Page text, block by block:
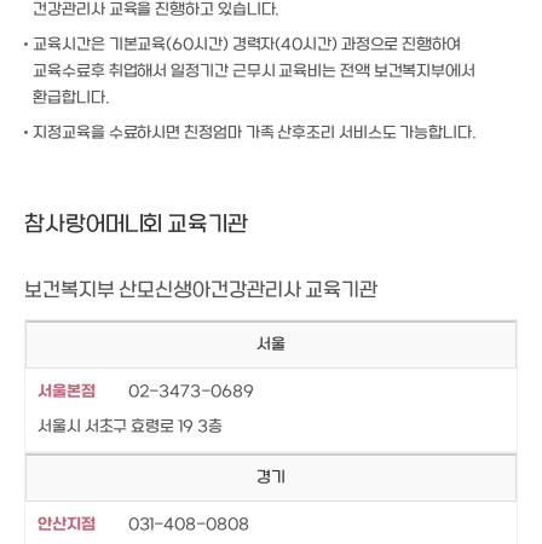
건강관리사 교육을 진행하고 있습니다.
교육시간은 기본교육(60시간) 경력자(40시간) 과정으로 진행하여
교육수료후 취업해서 일정기간 근무시 교육비는 전액 보건복지부에서
환급합니다.
지정교육을 수료하시면 친정엄마 가족 산후조리 서비스도 가능합니다.
참사랑어머니회 교육기관
보건복지부 산모신생아건강관리사 교육기관
서울
서울본점
서울시 서초구 효령로 19 3층
02-3473-0689
경기
안산지점 031-408-0808